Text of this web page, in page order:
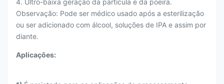
4. Ultro-baixa geração da partícula e da poeira.
Observação: Pode ser médico usado após a esterilização
ou ser adicionado com álcool, soluções de IPA e assim por
diante.
Aplicações: